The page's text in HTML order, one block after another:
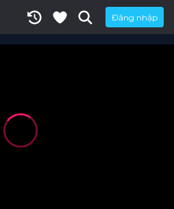
Đăng nhập